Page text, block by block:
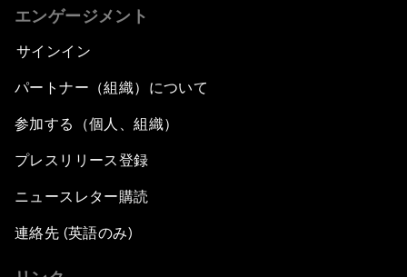
エンゲージメント
サインイン
パートナー（組織）について
参加する（個人、組織）
プレスリリース登録
ニュースレター購読
連絡先 (英語のみ)